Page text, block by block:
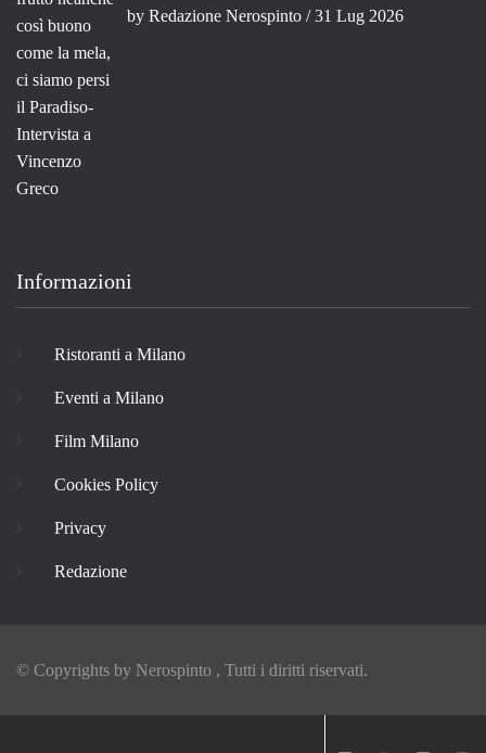
by Redazione Nerospinto / 31 Lug 2026
Informazioni
Ristoranti a Milano
Eventi a Milano
Film Milano
Cookies Policy
Privacy
Redazione
© Copyrights by Nerospinto , Tutti i diritti riservati.